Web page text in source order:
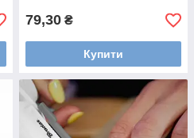
79,30 ₴
Купити